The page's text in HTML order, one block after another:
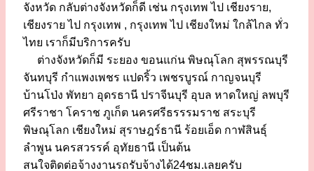
จังหวัด กลับต่างจังหวัดก็ดี เช่น กรุงเทพ ไป เชียงราย,
เชียงราย ไป กรุงเทพ , กรุงเทพ ไป เชียงใหม่ ใกล้ไกล ทั่ว
ไทย เราก็มีบริการครับ
ต่างจังหวัดก็มี ระยอง ขอนแก่น พิษณุโลก สุพรรณบุรี
จันทบุรี กำแพงเพชร แปดริ้ว เพชรบูรณ์ กาญจนบุรี
บ้านโป่ง พัทยา อุดรธานี ปราจีนบุรี อุบล หาดใหญ่ ลพบุรี
ศรีราชา โคราช ภูเก็ต นครศรีธรรรมราช สระบุรี
พิษณุโลก เชียงใหม่ สุราษฎร์ธานี ร้อยเอ็ด กาฬสินธุ์
ลำพูน นครสวรรค์ อุทัยธานี เป็นต้น
สนใจติดต่อจ้างงานรถรับจ้างได้24ชม.เลยครับ